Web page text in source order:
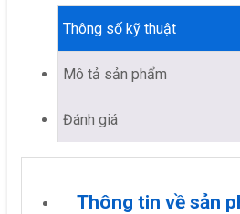
Thông số kỹ thuật
Mô tả sản phẩm
Đánh giá
Thông tin về sản